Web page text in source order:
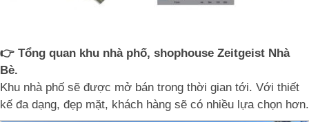
👉 Tổng quan khu nhà phố, shophouse Zeitgeist Nhà
Bè.
Khu nhà phố sẽ được mở bán trong thời gian tới. Với thiết
kế đa dạng, đẹp mặt, khách hàng sẽ có nhiều lựa chọn hơn.